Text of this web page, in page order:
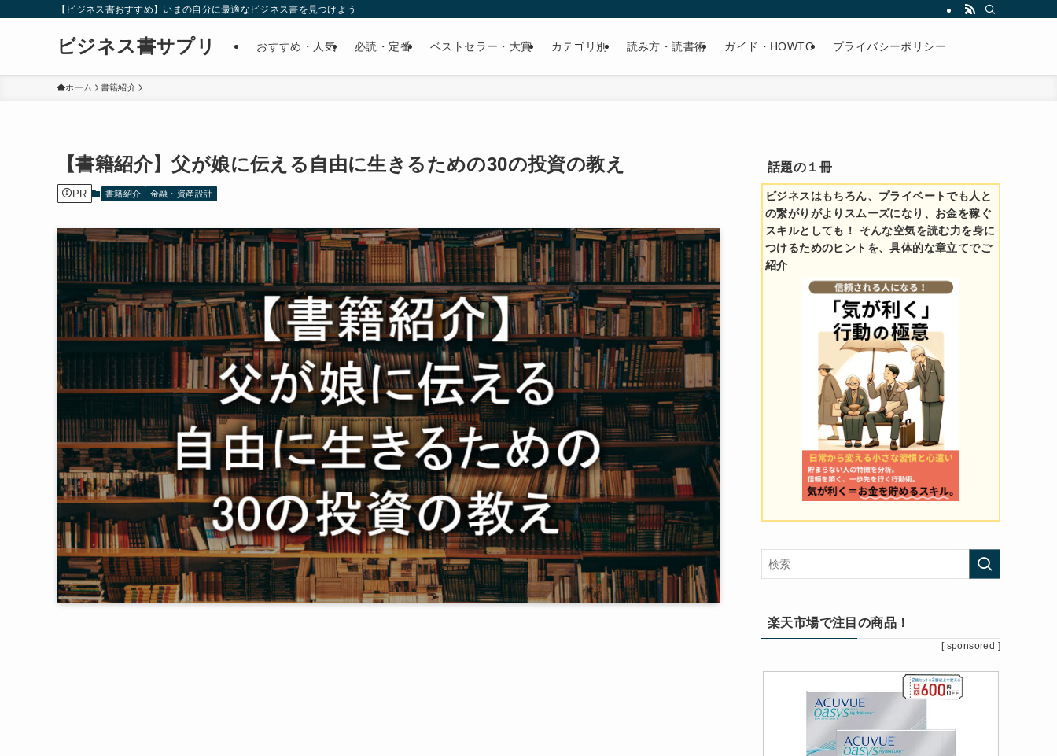
【ビジネス書おすすめ】いまの自分に最適なビジネス書を見つけよう
ビジネス書サプリ おすすめ・人気 必読・定番 ベストセラー・大賞 カテゴリ別 読み方・読書術 ガイド・HOWTO プライバシーポリシー
ホーム 書籍紹介
【書籍紹介】父が娘に伝える自由に生きるための30の投資の教え
PR 書籍紹介 金融・資産設計
話題の１冊
ビジネスはもちろん、プライベートでも人と
の繋がりがよりスムーズになり、お金を稼ぐ
スキルとしても！ そんな空気を読む力を身に
つけるためのヒントを、具体的な章立てでご
紹介
楽天市場で注目の商品！
[ sponsored ]